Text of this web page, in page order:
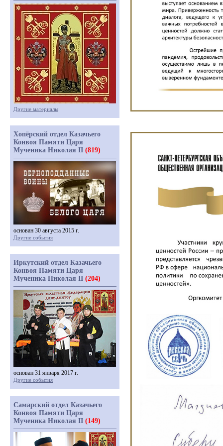
Другие материалы
Хопёрский отдел Казачьего
Конвоя Памяти Царя
Мученика Николая II (819)
основан 30 августа 2015 г.
Другие события
Иркутский отдел Казачьего
Конвоя Памяти Царя
Мученика Николая II (204)
основан 31 января 2017 г.
Другие события
Самарский отдел Казачьего
Конвоя Памяти Царя
Мученика Николая II (149)